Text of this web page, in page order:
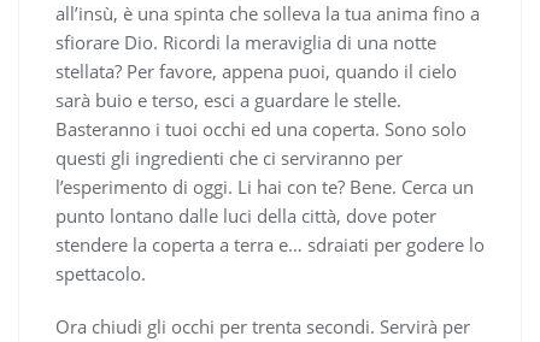
all’insù, è una spinta che solleva la tua anima fino a
sfiorare Dio. Ricordi la meraviglia di una notte
stellata? Per favore, appena puoi, quando il cielo
sarà buio e terso, esci a guardare le stelle.
Basteranno i tuoi occhi ed una coperta. Sono solo
questi gli ingredienti che ci serviranno per
l’esperimento di oggi. Li hai con te? Bene. Cerca un
punto lontano dalle luci della città, dove poter
stendere la coperta a terra e… sdraiati per godere lo
spettacolo.
Ora chiudi gli occhi per trenta secondi. Servirà per